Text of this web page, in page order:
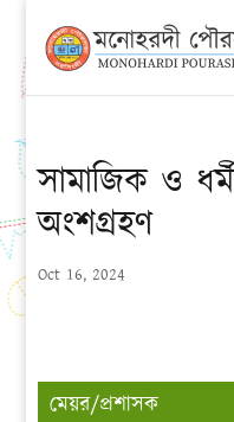
সামাজিক ও
অংশগ্রহণ
Oct 16, 2024
মেয়র/প্রশাসক